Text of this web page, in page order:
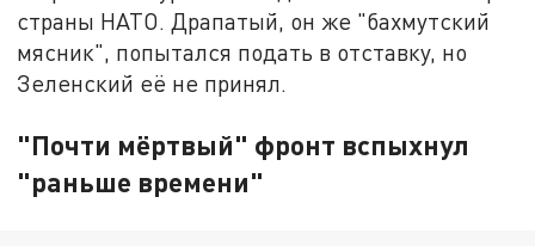
страны НАТО. Драпатый, он же "бахмутский
мясник", попытался подать в отставку, но
Зеленский её не принял.
"Почти мёртвый" фронт вспыхнул
"раньше времени"